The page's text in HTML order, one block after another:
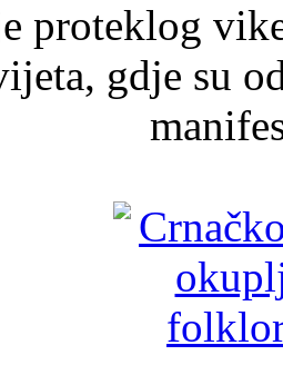
proteklog
gdje su